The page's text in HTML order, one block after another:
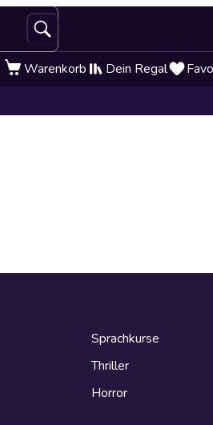
Warenkorb Dein Regal
Sprachkurse
Thriller
Horror